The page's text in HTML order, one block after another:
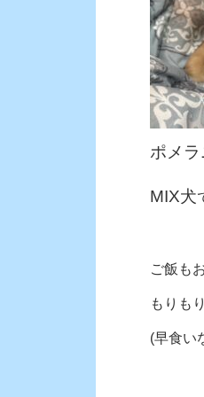
ポメ
MIX犬
ご飯も
もりも
(早食い